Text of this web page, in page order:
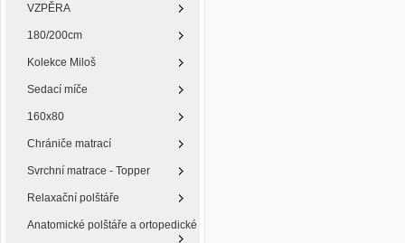
VZPĚRA
180/200cm
Kolekce Miloš
Sedací míče
160x80
Chrániče matrací
Svrchní matrace - Topper
Relaxační polštáře
Anatomické polštáře a ortopedické